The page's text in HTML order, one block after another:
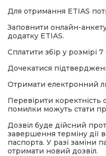
Для отримання ETIAS
Заповнити онлайн-
додатку ETIAS.
Сплатити збір у розмірі 7
Дочекатися
Отримати електронний
Перевірити коректність
помилки можуть стати
Дозвіл буде дійсний
завершення терміну дії
паспорта. У разі заміни
отримати новий дозвіл.